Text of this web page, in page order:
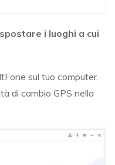
i luoghi a cui
sul tuo computer.
di cambio GPS nella